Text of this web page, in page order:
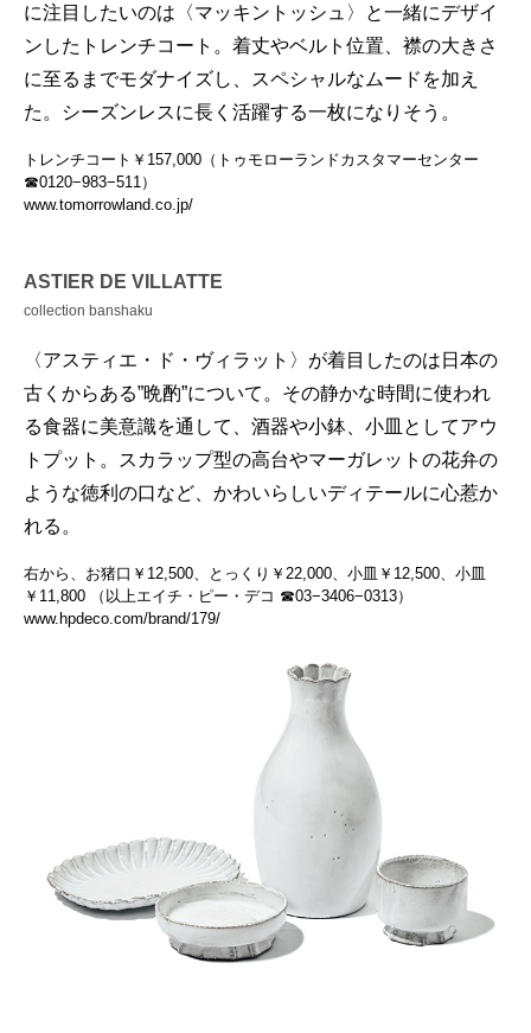
に注目したいのは〈マッキントッシュ〉と一緒にデザイ
ンしたトレンチコート。着丈やベルト位置、襟の大きさ
に至るまでモダナイズし、スペシャルなムードを加え
た。シーズンレスに長く活躍する一枚になりそう。
トレンチコート￥157,000（トゥモローランドカスタマーセンター
☎︎0120−983−511）
www.tomorrowland.co.jp/
ASTIER DE VILLATTE
collection banshaku
〈アスティエ・ド・ヴィラット〉が着目したのは日本の
古くからある”晩酌”について。その静かな時間に使われ
る食器に美意識を通して、酒器や小鉢、小皿としてアウ
トプット。スカラップ型の高台やマーガレットの花弁の
ような徳利の口など、かわいらしいディテールに心惹か
れる。
右から、お猪口￥12,500、とっくり￥22,000、小皿￥12,500、小皿
￥11,800 （以上エイチ・ピー・デコ ☎03−3406−0313）
www.hpdeco.com/brand/179/